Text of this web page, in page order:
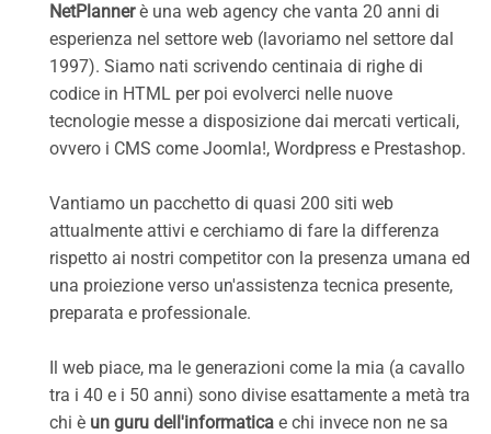
NetPlannerè una web agency che vanta 20 anni di
esperienza nel settore web (lavoriamo nel settore dal
1997). Siamo nati scrivendo centinaia di righe di
codice in HTML per poi evolverci nelle nuove
tecnologie messe a disposizione dai mercati verticali,
ovvero i CMS come Joomla!, Wordpress e Prestashop.
Vantiamo un pacchetto di quasi 200 siti web
attualmente attivi e cerchiamo di fare la differenza
rispetto ai nostri competitor con la presenza umana ed
una proiezione verso un'assistenza tecnica presente,
preparata e professionale.
Il web piace, ma le generazioni come la mia (a cavallo
tra i 40 e i 50 anni) sono divise esattamente a metà tra
chi è un guru dell'informatica e chi invece non ne sa